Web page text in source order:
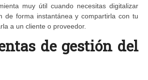
muy útil cuando necesitas digitalizar
de forma instantánea y compartirla con tu
a un cliente o proveedor.
de gestión del